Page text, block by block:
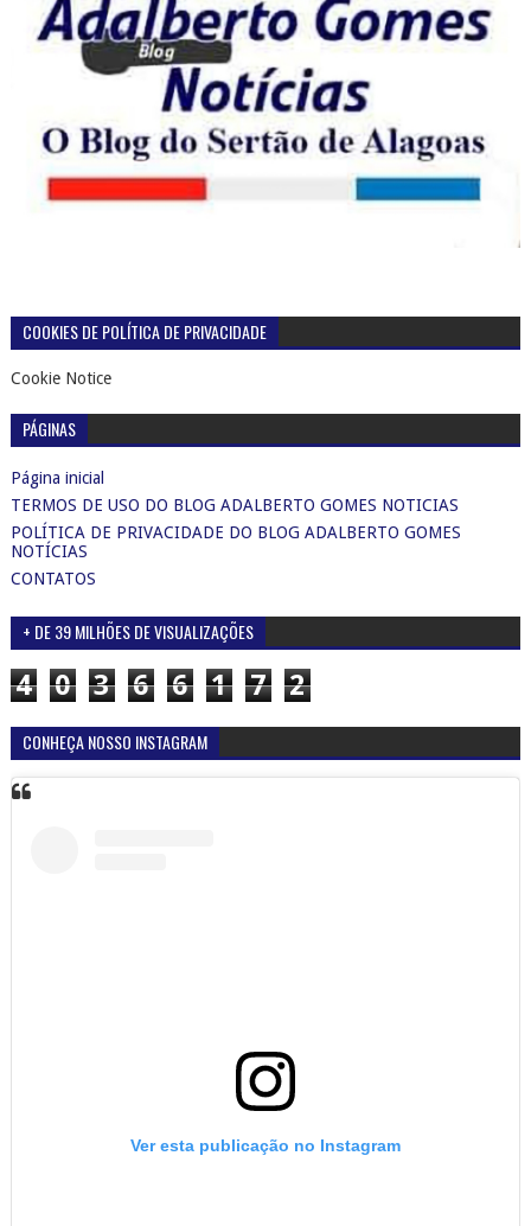
COOKIES DE POLÍTICA DE PRIVACIDADE
Cookie Notice
PÁGINAS
Página inicial
TERMOS DE USO DO BLOG ADALBERTO GOMES NOTICIAS
POLÍTICA DE PRIVACIDADE DO BLOG ADALBERTO GOMES
NOTÍCIAS
CONTATOS
+ DE 39 MILHÕES DE VISUALIZAÇÕES
4 0 3 6 6 1 7 2
CONHEÇA NOSSO INSTAGRAM
Ver esta publicação no Instagram